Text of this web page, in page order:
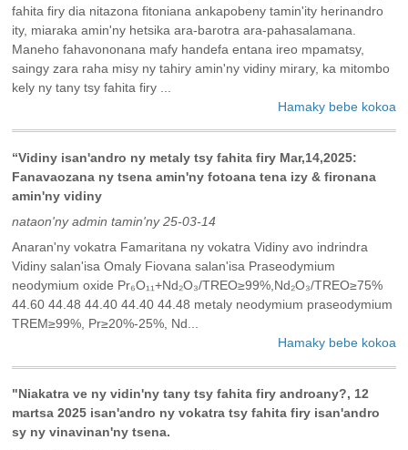
fahita firy dia nitazona fitoniana ankapobeny tamin'ity herinandro
ity, miaraka amin'ny hetsika ara-barotra ara-pahasalamana.
Maneho fahavononana mafy handefa entana ireo mpamatsy,
saingy zara raha misy ny tahiry amin'ny vidiny mirary, ka mitombo
kely ny tany tsy fahita firy ...
Hamaky bebe kokoa
“Vidiny isan'andro ny metaly tsy fahita firy Mar,14,2025:
Fanavaozana ny tsena amin'ny fotoana tena izy & fironana
amin'ny vidiny
nataon'ny admin tamin'ny 25-03-14
Anaran'ny vokatra Famaritana ny vokatra Vidiny avo indrindra
Vidiny salan'isa Omaly Fiovana salan'isa Praseodymium
neodymium oxide Pr₆O₁₁+Nd₂O₃/TREO≥99%,Nd₂O₃/TREO≥75%
44.60 44.48 44.40 44.40 44.48 metaly neodymium praseodymium
TREM≥99%, Pr≥20%-25%, Nd...
Hamaky bebe kokoa
"Niakatra ve ny vidin'ny tany tsy fahita firy androany?, 12
martsa 2025 isan'andro ny vokatra tsy fahita firy isan'andro
sy ny vinavinan'ny tsena.